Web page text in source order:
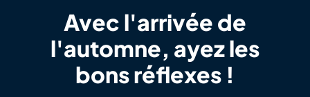
Avec l'arrivée de
l'automne, ayez les
bons réflexes !